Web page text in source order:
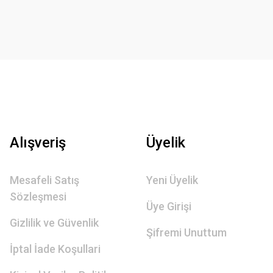
Alışveriş
Mesafeli Satış
Sözleşmesi
Gizlilik ve Güvenlik
İptal İade Koşullari
Üyelik
Yeni Üyelik
Üye Girişi
Şifremi Unuttum